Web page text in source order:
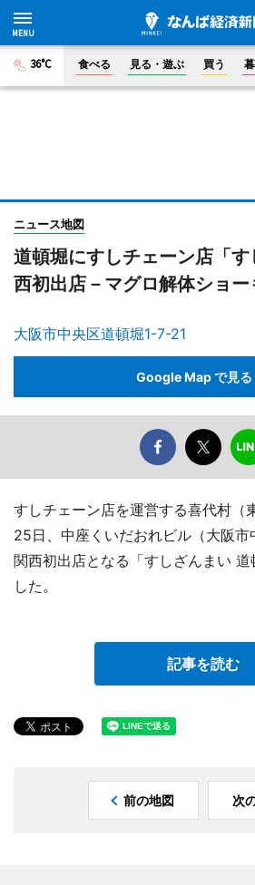
36°C 食べる 見る・遊ぶ 買う
ニュース地図
道頓堀にすしチェーン店「す
西初出店－マグロ解体ショー
大阪市中央区道頓堀1-7-21
Google Map で見る
すしチェーン店を運営する喜代村（
25日、中座くいだおれビル（大阪市
関西初出店となる「すしざんまい
した。
記事を読む
前の地図 次